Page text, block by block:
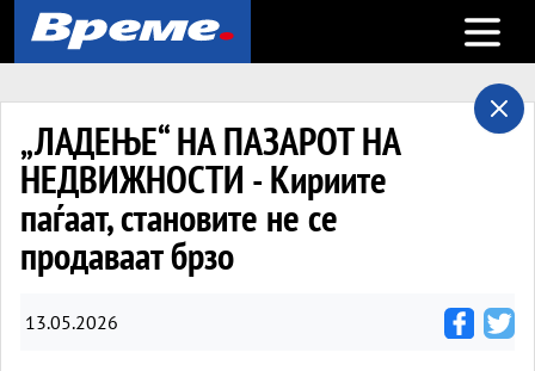
Open
„ЛАДЕЊЕ“ НА ПАЗАРОТ НА
НЕДВИЖНОСТИ - Кириите
паѓаат, становите не се
продаваат брзо
13.05.2026